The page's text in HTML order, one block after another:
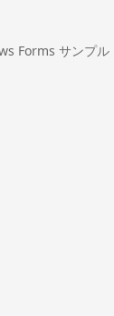
Forms サンプル